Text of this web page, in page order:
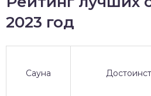
2023 год
Сауна